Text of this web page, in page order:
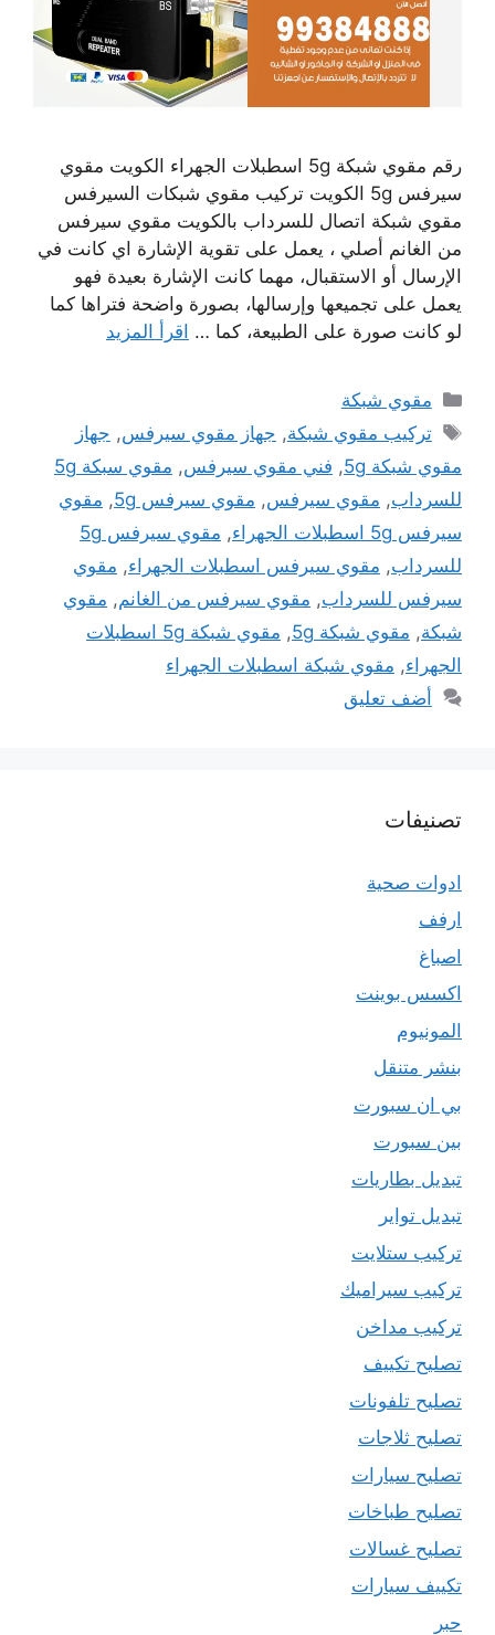
رقم مقوي شبكة 5g اسطبلات الجهراء الكويت مقوي
سيرفس 5g الكويت تركيب مقوي شبكات السيرفس
مقوي شبكة اتصال للسرداب بالكويت مقوي سيرفس
من الغانم أصلي ، يعمل على تقوية الإشارة اي كانت في
الإرسال أو الاستقبال، مهما كانت الإشارة بعيدة فهو
يعمل على تجميعها وإرسالها، بصورة واضحة فتراها كما
لو كانت صورة على الطبيعة، كما … اقرأ المزيد
التصنيفات
مقوي شبكة
الوسوم
تركيب مقوي شبكة, جهاز مقوي سيرفس, جهاز
مقوي شبكة 5g
, فني مقوي سيرفس,
مقوي سبكة 5g
للسرداب, مقوي سيرفس, مقوي سيرفس 5g , مقوي
سيرفس 5g اسطبلات الجهراء
,
مقوي سيرفس 5g
للسرداب, مقوي سيرفس اسطبلات الجهراء, مقوي
سيرفس للسرداب, مقوي سيرفس من الغانم, مقوي
شبكة, مقوي شبكة 5g ,
مقوي شبكة 5g اسطبلات
الجهراء, مقوي شبكة اسطبلات الجهراء
أضف تعليق
تصنيفات
ادوات صحية
ارفف
اصباغ
اكسس بوينت
المونيوم
بنشر متنقل
بي ان سبورت
بين سبورت
تبديل بطاريات
تبديل تواير
تركيب ستلايت
تركيب سيراميك
تركيب مداخن
تصليح تكييف
تصليح تلفونات
تصليح ثلاجات
تصليح سيارات
تصليح طباخات
تصليح غسالات
تكييف سيارات
حبر